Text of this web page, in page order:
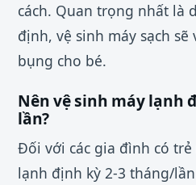
cách. Quan trọng nhất là
định, vệ sinh máy sạch sẽ
bụng cho bé.
Nên vệ sinh máy lạnh
lần?
Đối với các gia đình có
lạnh định kỳ 2-3 tháng/